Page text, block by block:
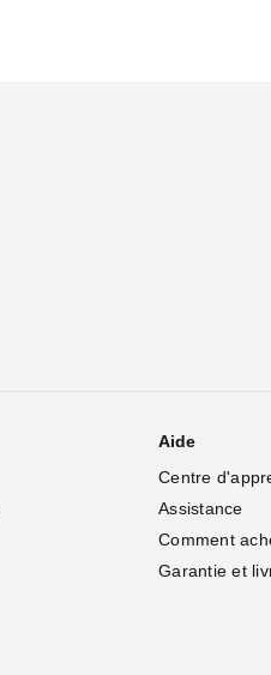
Aide
Centre
Assistance
Comment
Garantie et